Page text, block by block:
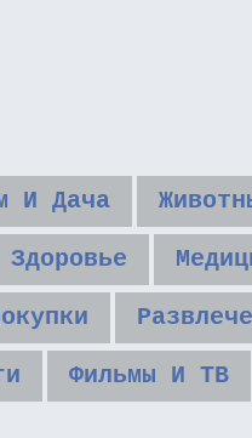
И Дача
Фильмы И ТВ